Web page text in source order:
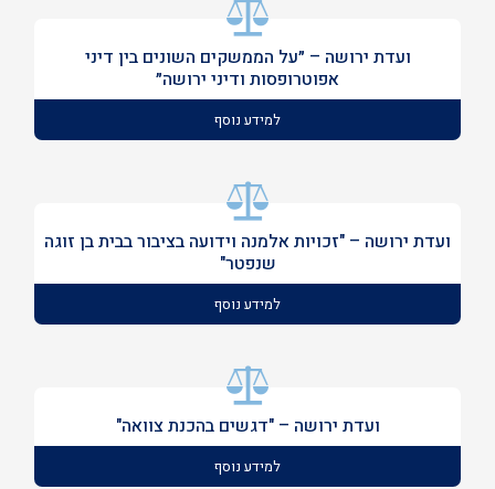
ועדת ירושה – ״על הממשקים השונים בין דיני
אפוטרופסות ודיני ירושה״
למידע נוסף
ועדת ירושה – "זכויות אלמנה וידועה בציבור בבית בן זוגה
שנפטר"
למידע נוסף
ועדת ירושה – "דגשים בהכנת צוואה"
למידע נוסף